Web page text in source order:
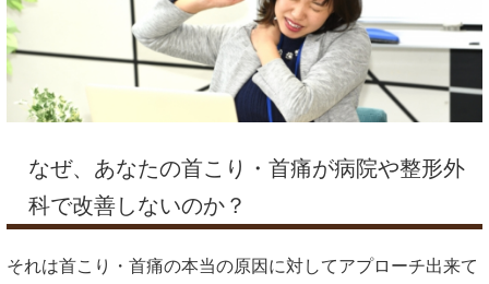
なぜ、あなたの首こり・首痛が病院や整形外
科で改善しないのか？
それは首こり・首痛の本当の原因に対してアプローチ出来て